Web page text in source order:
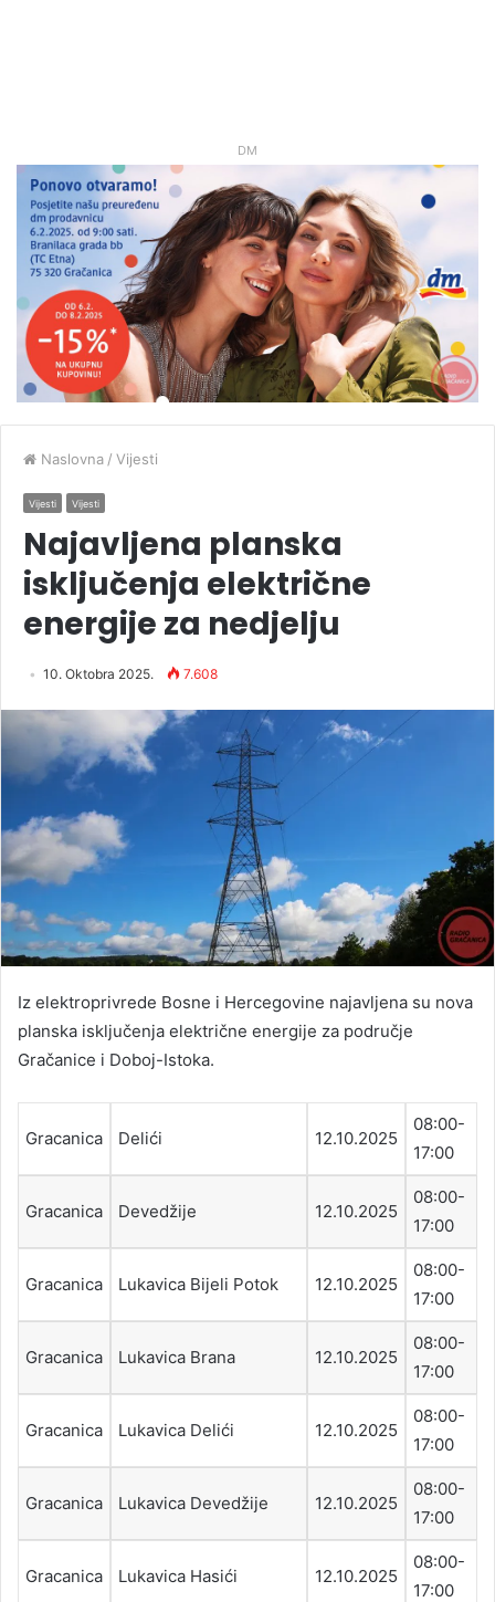
DM
Naslovna / Vijesti
Vijesti Vijesti
Najavljena planska
isključenja električne
energije za nedjelju
10. Oktobra 2025. 7.608
Iz elektroprivrede Bosne i Hercegovine najavljena su nova
planska isključenja električne energije za područje
Gračanice i Doboj-Istoka.
Gracanica Delići 12.10.2025
08:00-
17:00
Gracanica Devedžije 12.10.2025
08:00-
17:00
Gracanica Lukavica Bijeli Potok 12.10.2025
08:00-
17:00
Gracanica Lukavica Brana 12.10.2025
08:00-
17:00
Gracanica Lukavica Delići 12.10.2025
08:00-
17:00
Gracanica Lukavica Devedžije 12.10.2025
08:00-
17:00
Gracanica Lukavica Hasići 12.10.2025
08:00-
17:00